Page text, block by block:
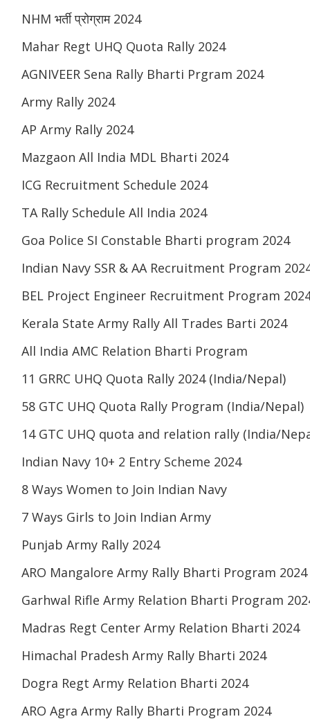
NHM भर्ती प्रोग्राम 2024
Mahar Regt UHQ Quota Rally 2024
AGNIVEER Sena Rally Bharti Prgram 2024
Army Rally 2024
AP Army Rally 2024
Mazgaon All India MDL Bharti 2024
ICG Recruitment Schedule 2024
TA Rally Schedule All India 2024
Goa Police SI Constable Bharti program 2024
Indian Navy SSR & AA Recruitment Program
BEL Project Engineer Recruitment Program
Kerala State Army Rally All Trades Barti 2024
All India AMC Relation Bharti Program
11 GRRC UHQ Quota Rally 2024 (India/Nepal)
58 GTC UHQ Quota Rally Program (India/Nepal)
14 GTC UHQ quota and relation rally (India/
Indian Navy 10+ 2 Entry Scheme 2024
8 Ways Women to Join Indian Navy
7 Ways Girls to Join Indian Army
Punjab Army Rally 2024
ARO Mangalore Army Rally Bharti Program 2024
Garhwal Rifle Army Relation Bharti Program
Madras Regt Center Army Relation Bharti 2024
Himachal Pradesh Army Rally Bharti 2024
Dogra Regt Army Relation Bharti 2024
ARO Agra Army Rally Bharti Program 2024